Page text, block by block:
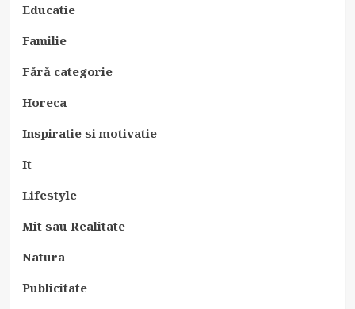
Educatie
Familie
Fără categorie
Horeca
Inspiratie si motivatie
It
Lifestyle
Mit sau Realitate
Natura
Publicitate